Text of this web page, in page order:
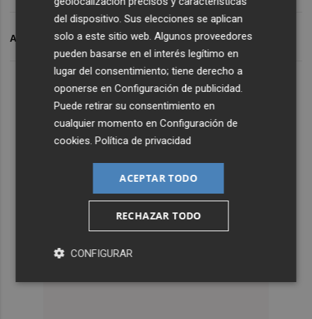
ARCHIVADO EN EDITORIALES
del dispositivo. Sus elecciones se aplican
solo a este sitio web. Algunos proveedores
pueden basarse en el interés legítimo en
lugar del consentimiento; tiene derecho a
oponerse enConfiguración de publicidad
Puede retirar su consentimiento en
cualquier momento enConfiguración de
cookies .Política de privacidad
ACEPTAR TODO
RECHAZAR TODO
CONFIGURAR